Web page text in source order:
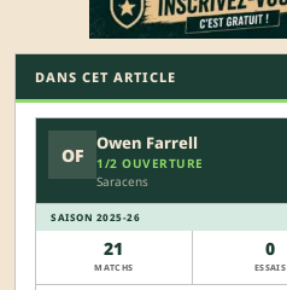
DANS CET ARTICLE
OF
Owen Farrell
1/2 OUVERTURE
Saracens
SAISON 2025-26
21
MATCHS
0
ESSAIS